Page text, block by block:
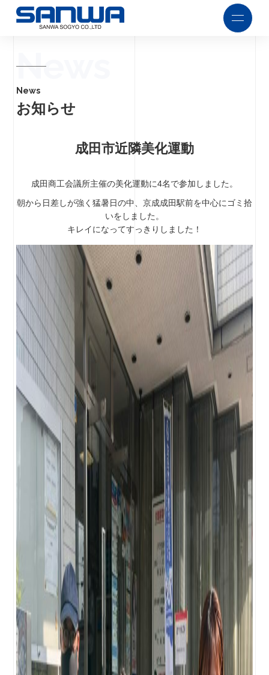
News
News
お知らせ
成田市近隣美化運動
成田商工会議所主催の美化運動に4名で参加しました。
朝から日差しが強く猛暑日の中、京成成田駅前を中心にゴミ拾
いをしました。
キレイになってすっきりしました！